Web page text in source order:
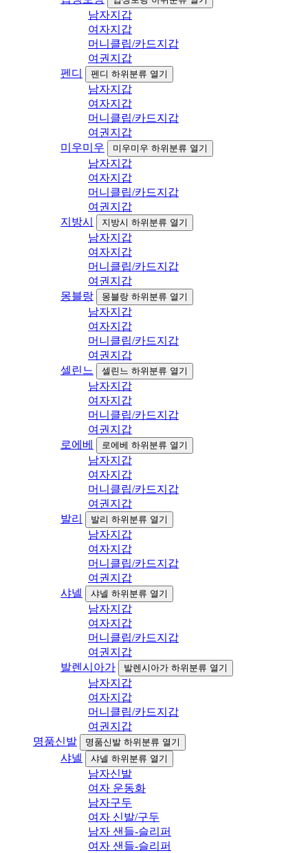
남자지갑
여자지갑
머니클립/카드지갑
여권지갑
펜디
펜디 하위분류 열기
남자지갑
여자지갑
머니클립/카드지갑
여권지갑
미우미우
미우미우 하위분류 열기
남자지갑
여자지갑
머니클립/카드지갑
여권지갑
지방시
지방시 하위분류 열기
남자지갑
여자지갑
머니클립/카드지갑
여권지갑
몽블랑
몽블랑 하위분류 열기
남자지갑
여자지갑
머니클립/카드지갑
여권지갑
셀린느
셀린느 하위분류 열기
남자지갑
여자지갑
머니클립/카드지갑
여권지갑
로에베
로에베 하위분류 열기
남자지갑
여자지갑
머니클립/카드지갑
여권지갑
발리
발리 하위분류 열기
남자지갑
여자지갑
머니클립/카드지갑
여권지갑
샤넬
샤넬 하위분류 열기
남자지갑
여자지갑
머니클립/카드지갑
여권지갑
발렌시아가
발렌시아가 하위분류 열기
남자지갑
여자지갑
머니클립/카드지갑
여권지갑
명품신발
명품신발 하위분류 열기
샤넬 샤넬 하위분류 열기
남자신발
여자 운동화
남자구두
여자 신발/구두
남자 샌들-슬리퍼
여자 샌들-슬리퍼